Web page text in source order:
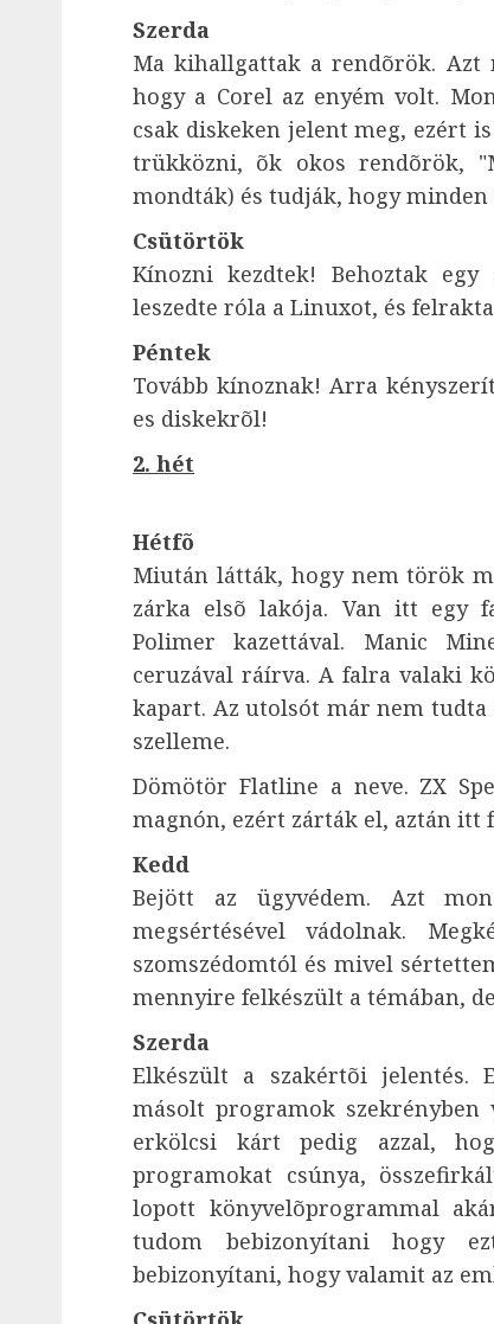
Szerda
Ma kihallgattak a rendõrök. Azt
hogy a Corel az enyém volt.
csak diskeken jelent meg, ezért
trükközni, õk okos rendõrök,
mondták) és tudják, hogy
Csütörtök
Kínozni kezdtek! Behoztak
leszedte róla a Linuxot, és
Péntek
Tovább kínoznak! Arra
es diskekrõl!
2. hét
Hétfõ
Miután látták, hogy nem török
zárka elsõ lakója. Van itt egy
Polimer kazettával. Manic
ceruzával ráírva. A falra valaki
kapart. Az utolsót már nem tudta
szelleme.
Dömötör Flatline a neve. ZX
magnón, ezért zárták el, aztán itt
Kedd
Bejött az ügyvédem. Azt
megsértésével vádolnak.
szomszédomtól és mivel
mennyire felkészült a témában,
Szerda
Elkészült a szakértõi
másolt programok
erkölcsi kárt pedig azzal,
programokat csúnya,
lopott könyvelõprogrammal
tudom bebizonyítani hogy
bebizonyítani, hogy valamit az